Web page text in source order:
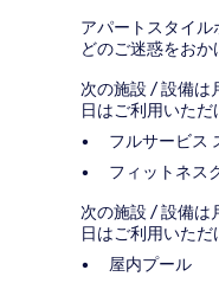
アパートスタイ
どのご迷惑をおか
次の施設 / 設備は
日はご利用いただ
フルサービス
フィットネス
次の施設 / 設備は
日はご利用いただ
屋内プール